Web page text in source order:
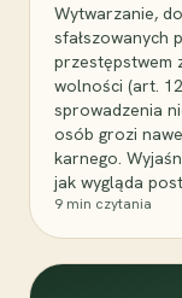
Wytwarzanie,
sfałszowanych
przestępstwem
wolności (art.
sprowadzenia
osób grozi
karnego.
jak wygląda
9 min czytania